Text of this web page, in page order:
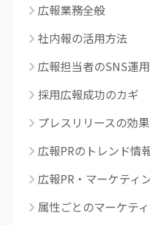
広報業務全般
社内報の活用方法
広報担当者のSNS運用
採用広報成功のカギ
プレスリリースの効
広報PRのトレンド情
広報PR・マーケティ
属性ごとのマーケテ